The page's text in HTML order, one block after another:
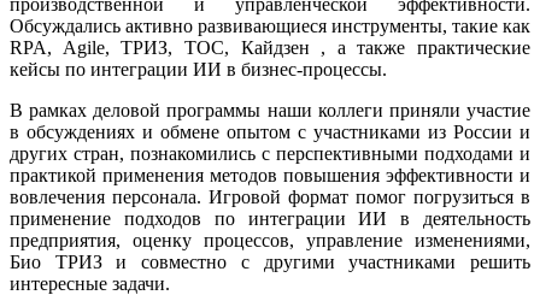
Обсуждались активно развивающиеся инструменты, такие как
RPA, Agile, ТРИЗ, TOC, Кайдзен , а также практические
кейсы по интеграции ИИ в бизнес-процессы.
В рамках деловой программы наши коллеги приняли участие
в обсуждениях и обмене опытом с участниками из России и
других стран, познакомились с перспективными подходами и
практикой применения методов повышения эффективности и
вовлечения персонала. Игровой формат помог погрузиться в
применение подходов по интеграции ИИ в деятельность
предприятия, оценку процессов, управление изменениями,
Био ТРИЗ и совместно с другими участниками решить
интересные задачи.